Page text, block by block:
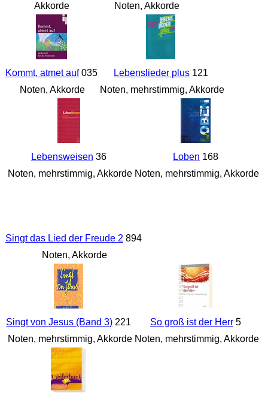
Akkorde
Noten, Akkorde
Kommt, atmet auf035
Noten, Akkorde
Lebenslieder plus121
Noten, mehrstimmig, Akkorde
Lebensweisen 36
Noten, mehrstimmig, Akkorde
Loben 168
Noten, mehrstimmig, Akkorde
Singt das Lied der Freude 2 894
Noten, Akkorde
Singt von Jesus (Band 3) 221
Noten, mehrstimmig, Akkorde
So groß ist der Herr5
Noten, mehrstimmig, Akkorde